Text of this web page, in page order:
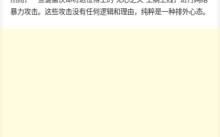
暴力攻击。这些攻击没有任何逻辑和理由，纯粹是一种排外心态。